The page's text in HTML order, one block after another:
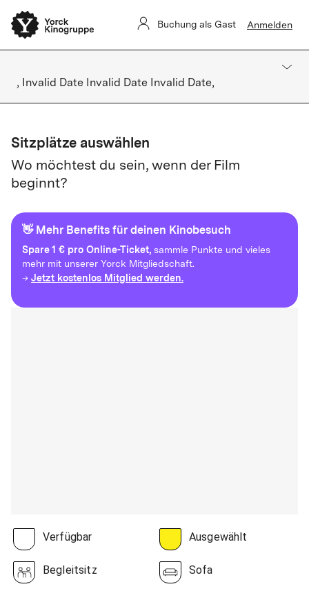
Buchung als Gast Anmelden
, Invalid Date Invalid Date Invalid Date,
Sitzplätze auswählen
Wo möchtest du sein, wenn der Film
beginnt?
👋 Mehr Benefits für deinen Kinobesuch
Spare1 € pro Online-Ticket, sammle Punkte und vieles
mehr mit unserer Yorck Mitgliedschaft.
→ Jetzt kostenlos Mitglied werden.
Verfügbar Ausgewählt
Begleitsitz Sofa